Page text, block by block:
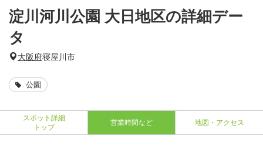
淀川河川公園 大日地区の詳細デー
タ
大阪府寝屋川市
公園
スポット詳細
トップ
営業時間など 地図・アクセス